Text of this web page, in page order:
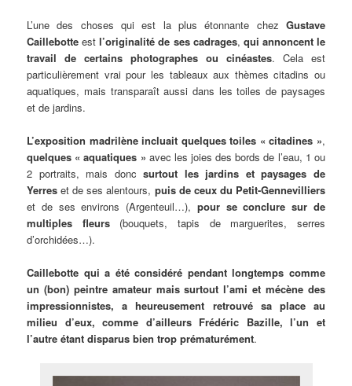
L’une des choses qui est la plus étonnante chez Gustave
Caillebotte estl’originalité de ses cadrages, qui annoncent le
travail de certains photographes ou cinéastes. Cela est
particulièrement vrai pour les tableaux aux thèmes citadins ou
aquatiques, mais transparaît aussi dans les toiles de paysages
et de jardins.
L’exposition madrilène incluait quelques toiles « citadines »,
quelques « aquatiques » avec les joies des bords de l’eau, 1 ou
2 portraits, mais doncsurtout les jardins et paysages de
Yerres et de ses alentours, puis de ceux du Petit-Gennevilliers
et de ses environs (Argenteuil…), pour se conclure sur de
multiples fleurs(bouquets, tapis de marguerites, serres
d’orchidées…).
Caillebotte qui a été considéré pendant longtemps comme
un (bon) peintre amateur mais surtout l’ami et mécène des
impressionnistes, a heureusement retrouvé sa place au
milieu d’eux, comme d’ailleurs Frédéric Bazille, l’un et
l’autre étant disparus bien trop prématurément.